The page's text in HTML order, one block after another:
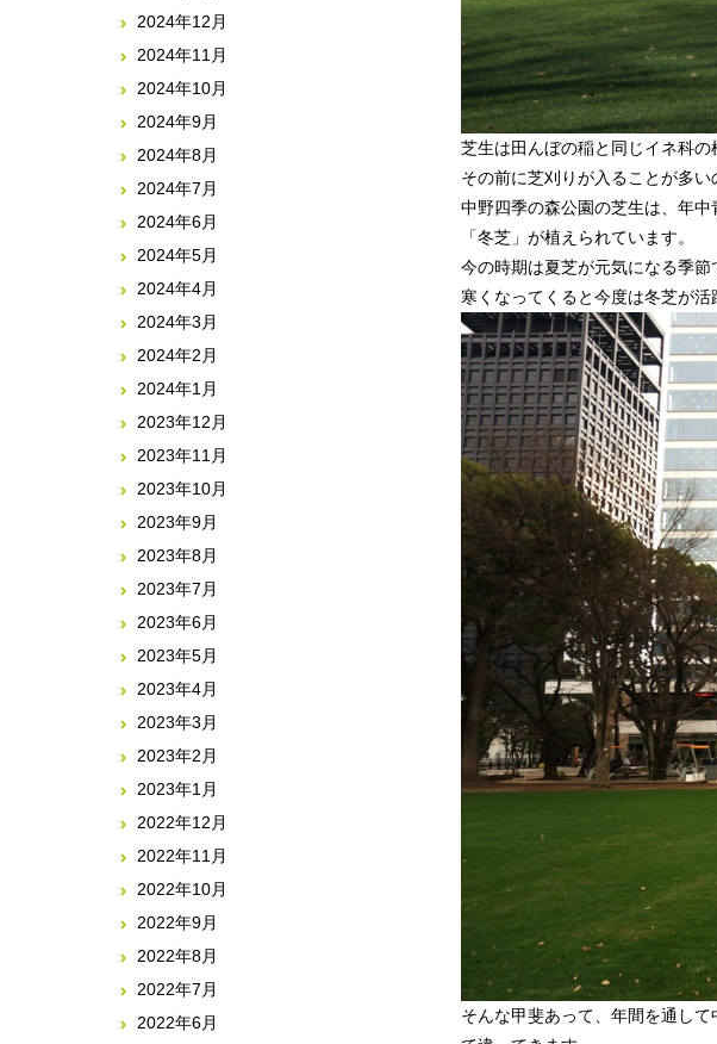
芝生は田んぼの稲と同じイネ科の
その前に芝刈りが入ることが多
中野四季の森公園の芝生は、年
「冬芝」が植えられています。
今の時期は夏芝が元気になる季
そんな甲斐あって、年間を通し
2024年12月
2024年11月
2024年10月
2024年9月
2024年8月
2024年7月
2024年6月
2024年5月
2024年4月
2024年3月
2024年2月
2024年1月
2023年12月
2023年11月
2023年10月
2023年9月
2023年8月
2023年7月
2023年6月
2023年5月
2023年4月
2023年3月
2023年2月
2023年1月
2022年12月
2022年11月
2022年10月
2022年9月
2022年8月
2022年7月
2022年6月